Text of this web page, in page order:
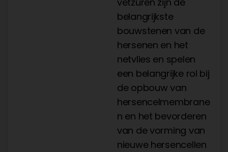
belangrijkste
bouwstenen van de
hersenen en het
netvlies en spelen
een belangrijke rol bij
de opbouw van
hersencelmembrane
n en het bevorderen
van de vorming van
nieuwe hersencellen